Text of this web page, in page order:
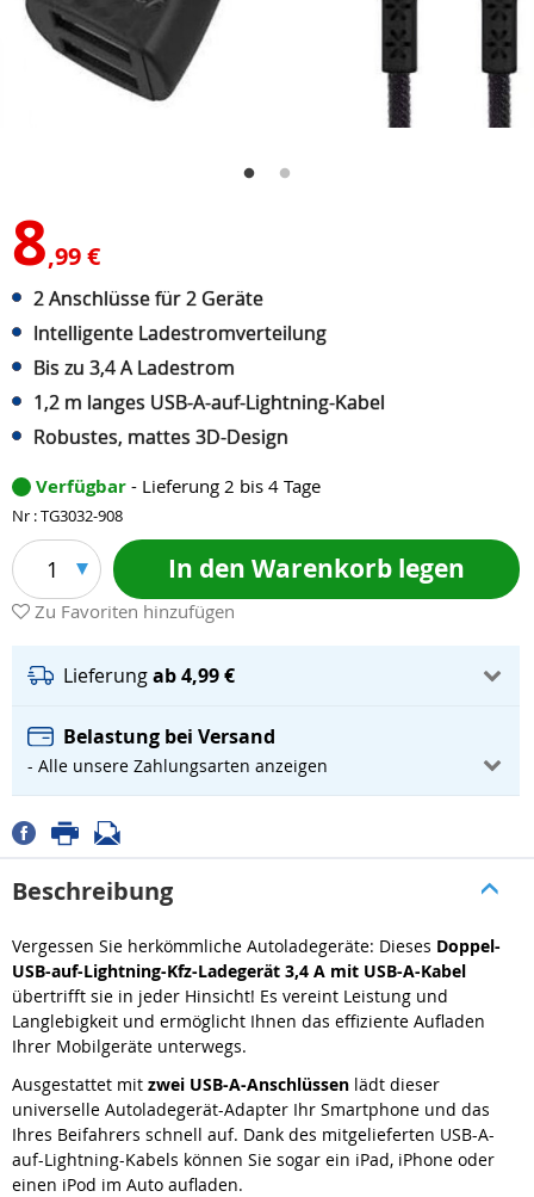
8,99 €
2 Anschlüsse für 2 Geräte
Intelligente Ladestromverteilung
Bis zu 3,4 A Ladestrom
1,2 m langes USB-A-auf-Lightning-Kabel
Robustes, mattes 3D-Design
Verfügbar - Lieferung 2 bis 4 Tage
Nr : TG3032-908
1 In den Warenkorb legen
Zu Favoriten hinzufügen
Lieferungab 4,99 €
Belastung bei Versand
- Alle unsere Zahlungsarten anzeigen
Beschreibung
Vergessen Sie herkömmliche Autoladegeräte: Dieses Doppel-
USB-auf-Lightning-Kfz-Ladegerät 3,4 A mit USB-A-Kabel
übertrifft sie in jeder Hinsicht! Es vereint Leistung und
Langlebigkeit und ermöglicht Ihnen das effiziente Aufladen
Ihrer Mobilgeräte unterwegs.
Ausgestattet mit zwei USB-A-Anschlüssen lädt dieser
universelle Autoladegerät-Adapter Ihr Smartphone und das
Ihres Beifahrers schnell auf. Dank des mitgelieferten USB-A-
auf-Lightning-Kabels können Sie sogar ein iPad, iPhone oder
einen iPod im Auto aufladen.